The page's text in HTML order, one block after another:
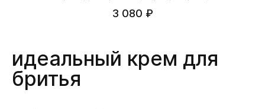
3 080 ₽
идеальный крем для
бритья